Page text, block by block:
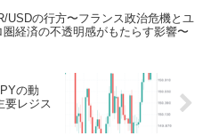
USDの行方〜フランス政治危機とユ
圏経済の不透明感がもたらす影響〜
の動
要レジス